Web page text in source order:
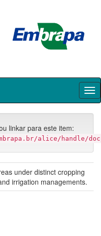
linkar para este item:
alice/handle/doc/
under distinct cropping
irrigation managements.